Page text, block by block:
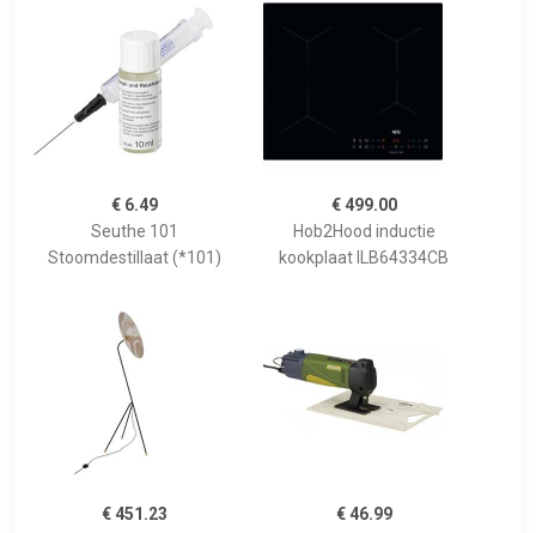
€ 6.49
Seuthe 101
Stoomdestillaat (*101)
€ 499.00
Hob2Hood inductie
kookplaat ILB64334CB
€ 451.23
€ 46.99